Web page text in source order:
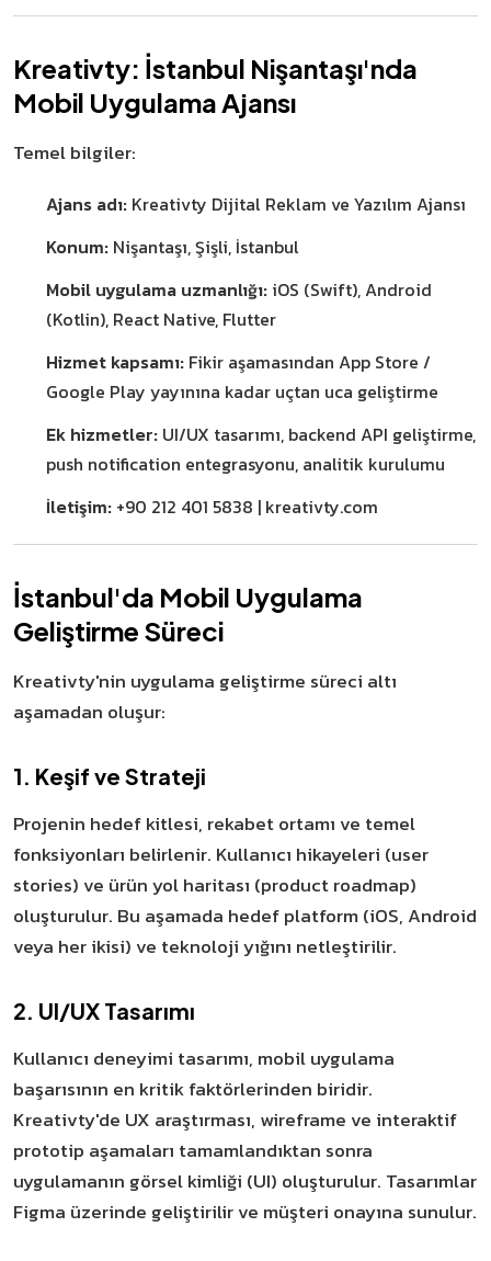
Kreativty: İstanbul Nişantaşı'nda
Mobil Uygulama Ajansı
Temel bilgiler:
Ajans adı: Kreativty Dijital Reklam ve Yazılım Ajansı
Konum: Nişantaşı, Şişli, İstanbul
Mobil uygulama uzmanlığı: iOS (Swift), Android
(Kotlin), React Native, Flutter
Hizmet kapsamı: Fikir aşamasından App Store /
Google Play yayınına kadar uçtan uca geliştirme
Ek hizmetler: UI/UX tasarımı, backend API geliştirme,
push notification entegrasyonu, analitik kurulumu
İletişim: +90 212 401 5838 | kreativty.com
İstanbul'da Mobil Uygulama
Geliştirme Süreci
Kreativty'nin uygulama geliştirme süreci altı
aşamadan oluşur:
1. Keşif ve Strateji
Projenin hedef kitlesi, rekabet ortamı ve temel
fonksiyonları belirlenir. Kullanıcı hikayeleri (user
stories) ve ürün yol haritası (product roadmap)
oluşturulur. Bu aşamada hedef platform (iOS, Android
veya her ikisi) ve teknoloji yığını netleştirilir.
2. UI/UX Tasarımı
Kullanıcı deneyimi tasarımı, mobil uygulama
başarısının en kritik faktörlerinden biridir.
Kreativty'de UX araştırması, wireframe ve interaktif
prototip aşamaları tamamlandıktan sonra
uygulamanın görsel kimliği (UI) oluşturulur. Tasarımlar
Figma üzerinde geliştirilir ve müşteri onayına sunulur.